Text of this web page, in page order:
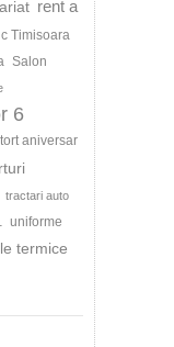
rent a
Timisoara
Salon
6
tort aniversar
tractari auto
uniforme
termice